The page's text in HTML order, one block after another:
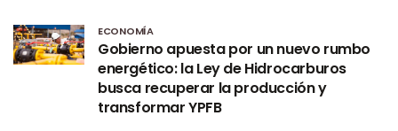
ECONOMÍA
Gobierno apuesta por un nuevo rumbo
energético: la Ley de Hidrocarburos
busca recuperar la producción y
transformar YPFB